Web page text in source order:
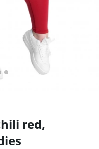
red,